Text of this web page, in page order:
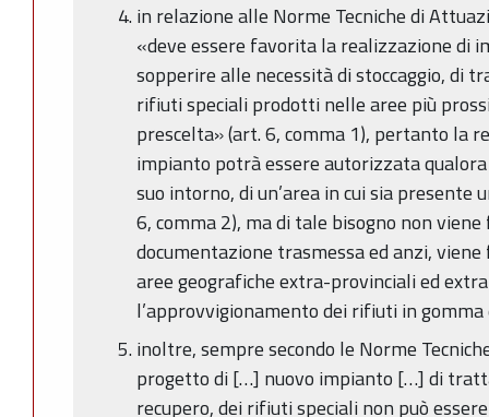
in relazione alle Norme Tecniche di
«deve essere favorita la realizzazione di
sopperire alle necessità di stoccaggio, di
rifiuti speciali prodotti nelle aree più
prescelta» (art. 6, comma 1), pertanto la
impianto potrà essere autorizzata
suo intorno, di un’area in cui sia presente
6, comma 2), ma di tale bisogno non
documentazione trasmessa ed anzi,
aree geografiche extra-provinciali ed
l’approvvigionamento dei rifiuti in
inoltre, sempre secondo le Norme
progetto di […] nuovo impianto […] di
recupero, dei rifiuti speciali non può